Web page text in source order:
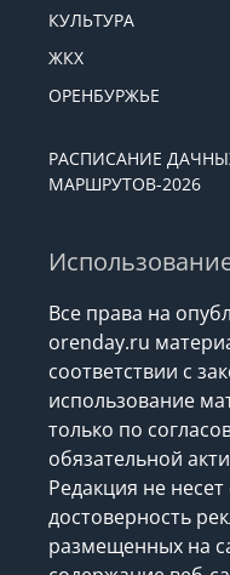
ЭКОНОМИКА
КУЛЬТУРА
ЖКХ
Все права на
orenday.ru
соответствии с
использование
только по
обязательной
Редакция не несет
достоверность